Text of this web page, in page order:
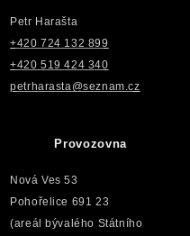
Petr Harašta
+420 724 132 899
+420 519 424 340
petrharasta@seznam.cz
Provozovna
Nová Ves 53
Pohořelice 691 23
(areál bývalého Státního